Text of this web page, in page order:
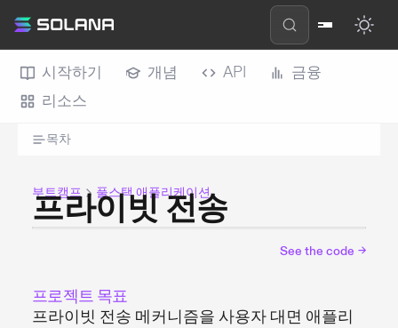
시작하기 개념 API
금융
리소스
목차
부트캠프 풀스택 애플리케이션
프라이빗 전송
See the code →
프로젝트 목표
프라이빗 전송 메커니즘을 사용자 대면 애플리